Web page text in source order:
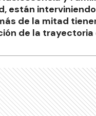
están
de la mitad
de la trayectoria